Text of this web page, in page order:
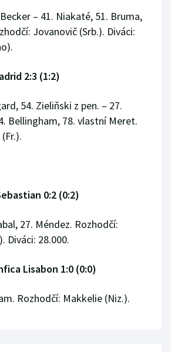
– 41. Niakaté, 51. Bruma,
Jovanovič (Srb.). Diváci:
2:3 (1:2)
54. Zieliňski z pen. – 27.
Bellingham, 78. vlastní Meret.
0:2 (0:2)
27. Méndez. Rozhodčí:
Diváci: 28.000.
Lisabon 1:0 (0:0)
Rozhodčí: Makkelie (Niz.).